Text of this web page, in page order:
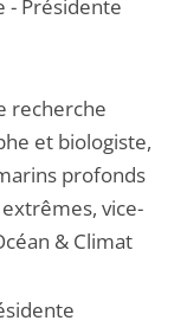
- Présidente
recherche
et biologiste,
profonds
vice-
& Climat